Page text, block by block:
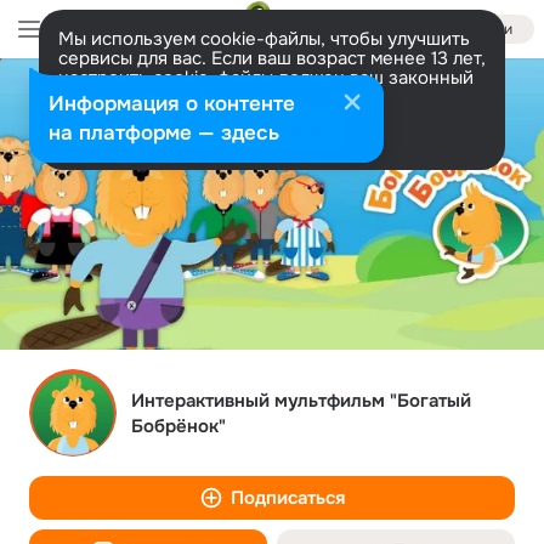
Войти
Мы используем cookie-файлы, чтобы улучшить
сервисы для вас. Если ваш возраст менее 13 лет,
настроить cookie-файлы должен ваш законный
представитель. Больше информации
Разрешить все Настроить
Интерактивный мультфильм "Богатый
Бобрёнок"
Подписаться
Информация о контенте
на платформе — здесь